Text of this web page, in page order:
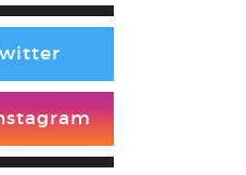
Acrylic and glitter on canvas.
Farhad.